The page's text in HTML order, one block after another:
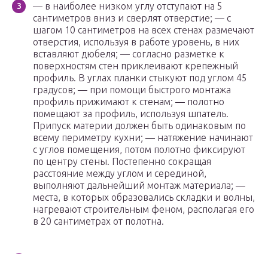
— в наиболее низком углу отступают на 5
сантиметров вниз и сверлят отверстие; — с
шагом 10 сантиметров на всех стенах размечают
отверстия, используя в работе уровень, в них
вставляют дюбеля; — согласно разметке к
поверхностям стен приклеивают крепежный
профиль. В углах планки стыкуют под углом 45
градусов; — при помощи быстрого монтажа
профиль прижимают к стенам; — полотно
помещают за профиль, используя шпатель.
Припуск материи должен быть одинаковым по
всему периметру кухни; — натяжение начинают
с углов помещения, потом полотно фиксируют
по центру стены. Постепенно сокращая
расстояние между углом и серединой,
выполняют дальнейший монтаж материала; —
места, в которых образовались складки и волны,
нагревают строительным феном, располагая его
в 20 сантиметрах от полотна.